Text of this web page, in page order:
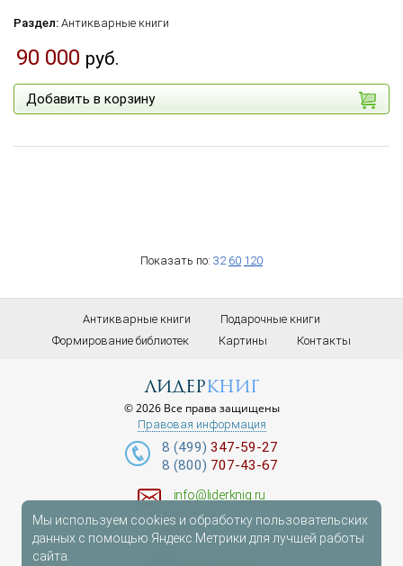
Раздел: Антикварные книги
90 000 руб.
Добавить в корзину
Показать по: 32 60 120
Антикварные книги
Подарочные книги
Формирование библиотек
Картины Контакты
лидеркниг
© 2026 Все права защищены
Правовая информация
8 (499) 347-59-27
8 (800) 707-43-67
info@liderknig.ru
Доставка
Мы используем cookies и обработку пользовательских
данных с помощью Яндекс.Метрики для лучшей работы
сайта.